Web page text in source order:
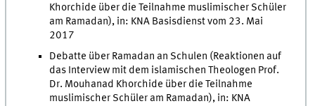
Khorchide über die Teilnahme muslimischer Schüler
am Ramadan), in: KNA Basisdienst vom 23. Mai
2017
Debatte über Ramadan an Schulen (Reaktionen auf
das Interview mit dem islamischen Theologen Prof.
Dr. Mouhanad Khorchide über die Teilnahme
muslimischer Schüler am Ramadan), in: KNA